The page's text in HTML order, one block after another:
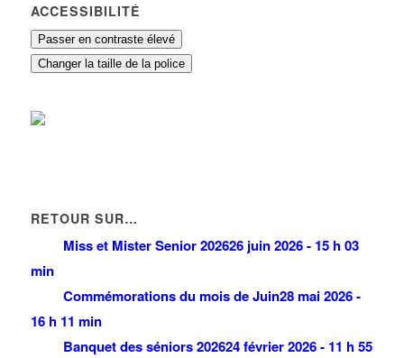
ACCESSIBILITÉ
Passer en contraste élevé
Changer la taille de la police
RETOUR SUR…
Miss et Mister Senior 202626 juin 2026 - 15 h 03
min
Commémorations du mois de Juin28 mai 2026 -
16 h 11 min
Banquet des séniors 202624 février 2026 - 11 h 55